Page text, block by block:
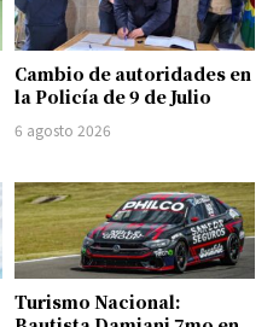
Cambio de autoridades en
la Policía de 9 de Julio
6 agosto 2026
Turismo Nacional: